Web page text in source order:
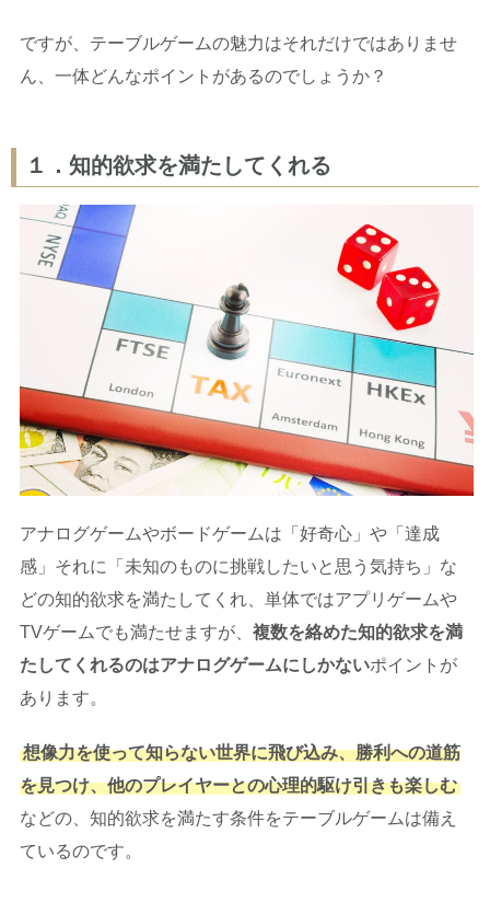
ですが、テーブルゲームの魅力はそれだけではありませ
ん、一体どんなポイントがあるのでしょうか？
１．知的欲求を満たしてくれる
アナログゲームやボードゲームは「好奇心」や「達成
感」それに「未知のものに挑戦したいと思う気持ち」な
どの知的欲求を満たしてくれ、単体ではアプリゲームや
TVゲームでも満たせますが、 複数を絡めた知的欲求を満
たしてくれるのはアナログゲームにしかないポイントが
あります。
想像力を使って知らない世界に飛び込み、勝利への道筋
を見つけ、他のプレイヤーとの心理的駆け引きも楽しむ
などの、知的欲求を満たす条件をテーブルゲームは備え
ているのです。